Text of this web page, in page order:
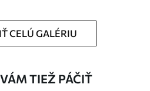
CELÚ GALÉRIU
TIEŽ PÁČIŤ